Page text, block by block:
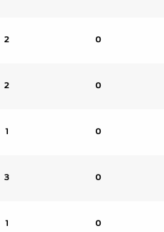
2 0
2 0
1 0
3 0
1 0